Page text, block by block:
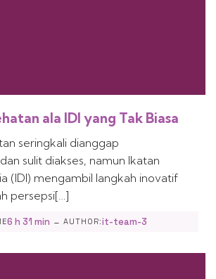
ala IDI yang Tak Biasa
seringkali dianggap
sulit diakses, namun Ikatan
(IDI) mengambil langkah inovatif
persepsi[…]
6 h 31 min - AUTHOR:it-team-3